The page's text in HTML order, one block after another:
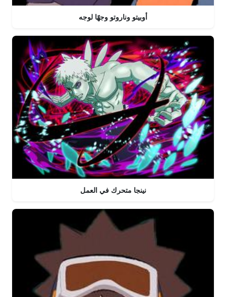
أوبيتو وناروتو وجهًا لوجه
نينجا متحرك في العمل